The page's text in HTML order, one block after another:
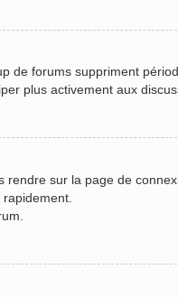
de forums suppriment
plus activement aux
sur la page de